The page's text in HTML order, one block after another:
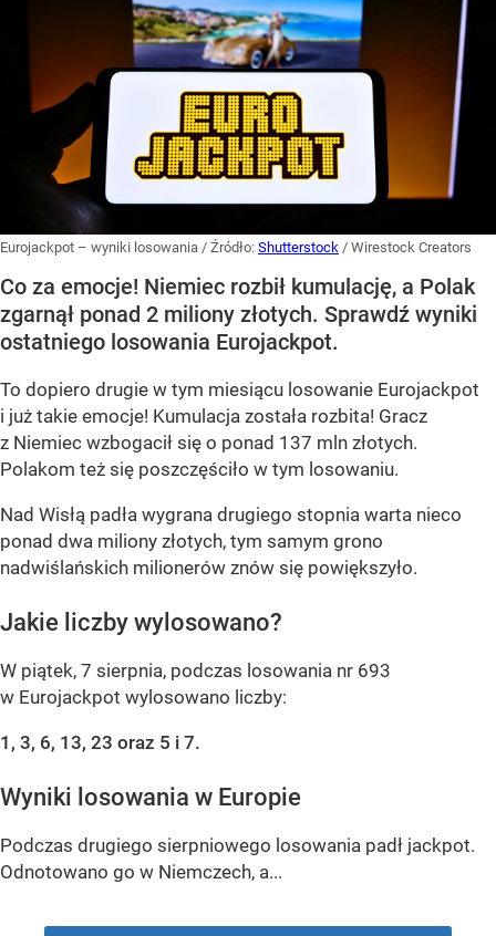
Eurojackpot – wyniki losowania / Źródło: Shutterstock / Wirestock Creators
Co za emocje! Niemiec rozbił kumulację, a Polak
zgarnął ponad 2 miliony złotych. Sprawdź wyniki
ostatniego losowania Eurojackpot.
To dopiero drugie w tym miesiącu losowanie Eurojackpot
i już takie emocje! Kumulacja została rozbita! Gracz
z Niemiec wzbogacił się o ponad 137 mln złotych.
Polakom też się poszczęściło w tym losowaniu.
Nad Wisłą padła wygrana drugiego stopnia warta nieco
ponad dwa miliony złotych, tym samym grono
nadwiślańskich milionerów znów się powiększyło.
Jakie liczby wylosowano?
W piątek, 7 sierpnia, podczas losowania nr 693
w Eurojackpot wylosowano liczby:
1, 3, 6, 13, 23 oraz 5 i 7.
Wyniki losowania w Europie
Podczas drugiego sierpniowego losowania padł jackpot.
Odnotowano go w Niemczech, a...